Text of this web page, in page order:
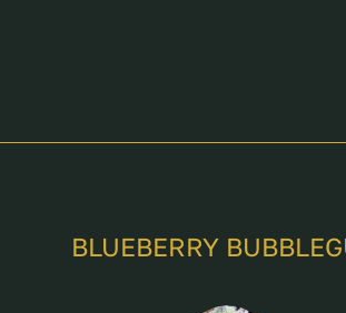
BLUEBERRY